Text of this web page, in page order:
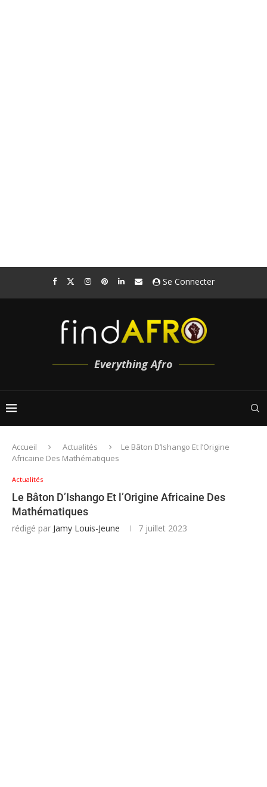
Se Connecter
Everything Afro
Accueil Actualités
Le Bâton D’Ishango Et l’Origine
Africaine Des Mathématiques
Actualités
Le Bâton D’Ishango Et l’Origine Africaine Des
Mathématiques
rédigé par Jamy Louis-Jeune 7 juillet 2023